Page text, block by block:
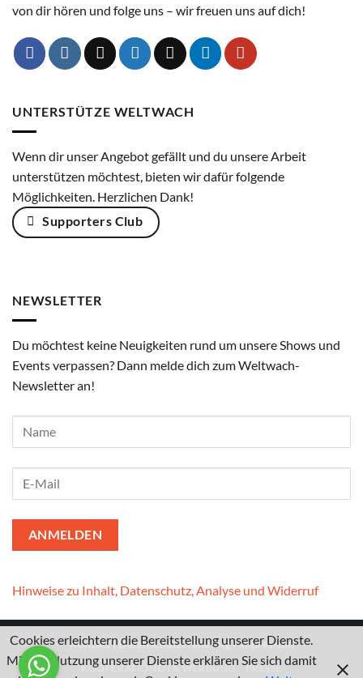
von dir hören und folge uns – wir freuen uns auf dich!
UNTERSTÜTZE WELTWACH
Wenn dir unser Angebot gefällt und du unsere Arbeit
unterstützen möchtest, bieten wir dafür folgende
Möglichkeiten. Herzlichen Dank!
Supporters Club
NEWSLETTER
Du möchtest keine Neuigkeiten rund um unsere Shows und
Events verpassen? Dann melde dich zum Weltwach-
Newsletter an!
Hinweise zu Inhalt, Datenschutz, Analyse und Widerruf
KontaktI DatenschutzerklärungIImpressum
KOOPERATIONEN & WERBUNG PRESSE
Cookies erleichtern die Bereitstellung unserer Dienste.
Mit der Nutzung unserer Dienste erklären Sie sich damit